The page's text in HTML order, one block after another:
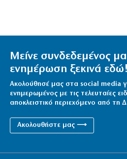
Μείνε συνδεδεμένος
ενημέρωση ξεκινά εδώ!
Ακολούθησέ μας στα social media
ενημερωμένος με τις τελευταίες
αποκλειστικό περιεχόμενο από τη
Ακολουθήστε μας ⟶